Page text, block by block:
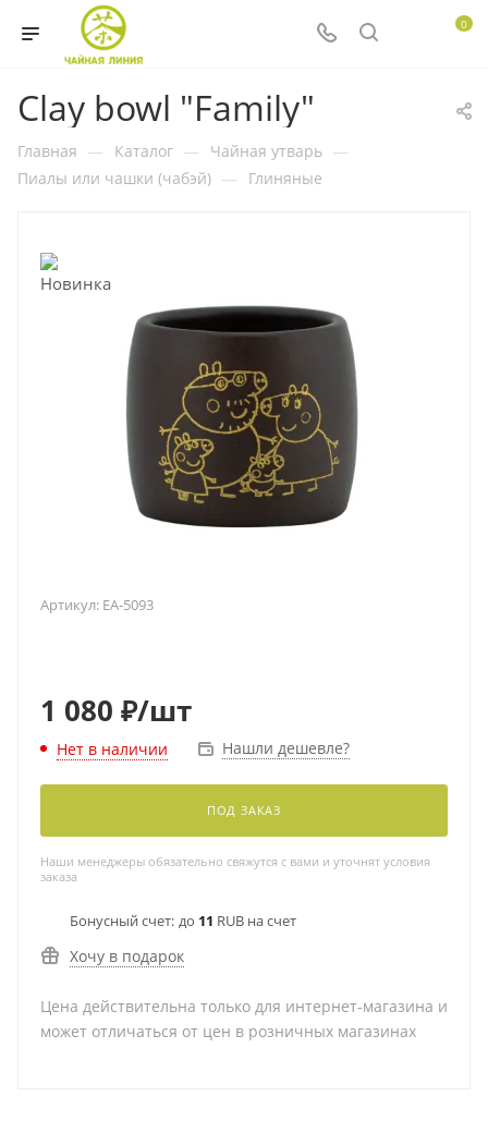
0
Clay bowl "Family"
Главная — Каталог — Чайная утварь —
Пиалы или чашки (чабэй) — Глиняные
Артикул: EA-5093
1 080 ₽/шт
Нет в наличии Нашли дешевле?
ПОД ЗАКАЗ
Наши менеджеры обязательно свяжутся с вами и уточнят условия
заказа
Бонусный счет: до 11 RUB на счет
Хочу в подарок
Цена действительна только для интернет-магазина и
может отличаться от цен в розничных магазинах